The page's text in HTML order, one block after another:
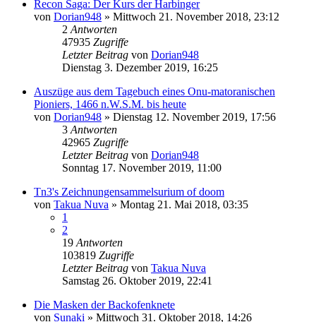
Recon Saga: Der Kurs der Harbinger
von Dorian948 » Mittwoch 21. November 2018, 23:12
2 Antworten
47935 Zugriffe
Letzter Beitrag von Dorian948
Dienstag 3. Dezember 2019, 16:25
Auszüge aus dem Tagebuch eines Onu-matoranischen
Pioniers, 1466 n.W.S.M. bis heute
von Dorian948 » Dienstag 12. November 2019, 17:56
3 Antworten
42965 Zugriffe
Letzter Beitrag von Dorian948
Sonntag 17. November 2019, 11:00
Tn3's Zeichnungensammelsurium of doom
von Takua Nuva » Montag 21. Mai 2018, 03:35
1
2
19 Antworten
103819 Zugriffe
Letzter Beitrag von Takua Nuva
Samstag 26. Oktober 2019, 22:41
Die Masken der Backofenknete
von Sunaki » Mittwoch 31. Oktober 2018, 14:26